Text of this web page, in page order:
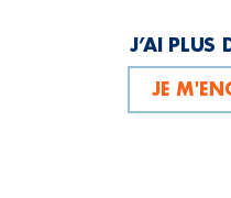
J’AI PLUS
JE